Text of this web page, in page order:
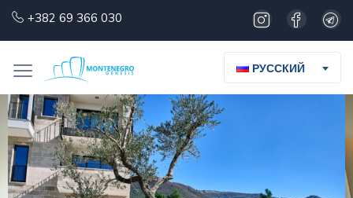
+382 69 366 030
РУССКИЙ